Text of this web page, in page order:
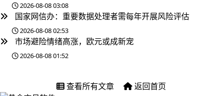
2026-08-08 03:08
国家网信办：重要数据处理者需每年开展风险评估
2026-08-08 02:53
市场避险情绪高涨，欧元或成新宠
2026-08-08 01:52
查看所有文章 返回首页